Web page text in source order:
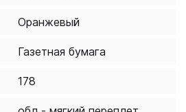
Чехии. Пособие
Оранжевый
Газетная бумага
178